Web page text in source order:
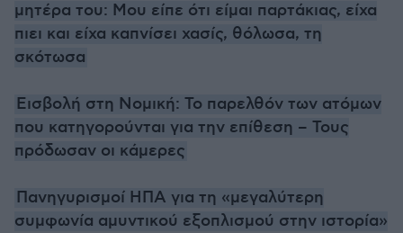
μητέρα του: Μου είπε ότι είμαι παρτάκιας, είχα
πιει και είχα καπνίσει χασίς, θόλωσα, τη
σκότωσα
Εισβολή στη Νομική: Το παρελθόν των ατόμων
που κατηγορούνται για την επίθεση – Τους
πρόδωσαν οι κάμερες
Πανηγυρισμοί ΗΠΑ για τη «μεγαλύτερη
συμφωνία αμυντικού εξοπλισμού στην ιστορία»